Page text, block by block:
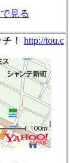
見る
！ http://tou.c